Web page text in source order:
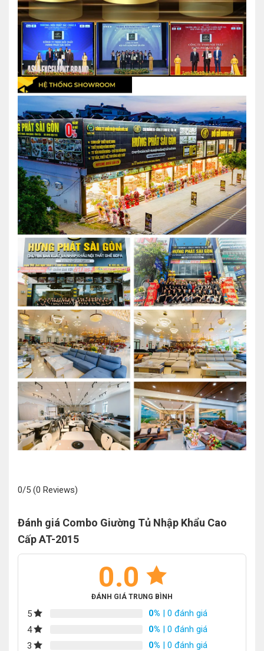
0/5 (0 Reviews)
Đánh giá Combo Giường Tủ Nhập Khẩu Cao
Cấp AT-2015
0.0
ĐÁNH GIÁ TRUNG BÌNH
5 0% | 0 đánh giá
4
0% | 0 đánh giá
3
0% | 0 đánh giá